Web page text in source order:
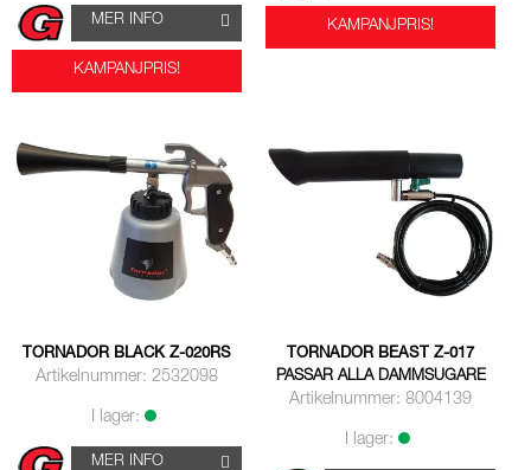
MER INFO
KAMPANJPRIS!
KAMPANJPRIS!
TORNADOR BLACK Z-020RS
Artikelnummer: 2532098
I lager:
MER INFO
TORNADOR BEAST Z-017
PASSAR ALLA DAMMSUGARE
Artikelnummer: 8004139
I lager: